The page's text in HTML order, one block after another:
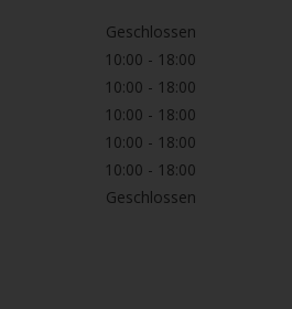
Geschlossen
10:00 - 18:00
10:00 - 18:00
10:00 - 18:00
10:00 - 18:00
10:00 - 18:00
Geschlossen